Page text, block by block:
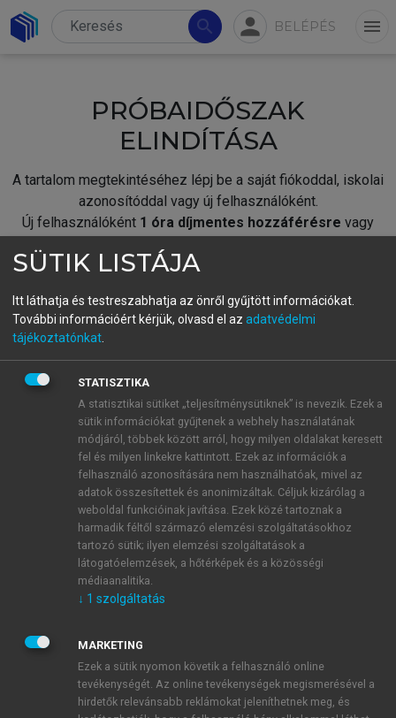
search person BELÉPÉS menu
PRÓBAIDŐSZAK
ELINDÍTÁSA
A tartalom megtekintéséhez lépj be a saját fiókoddal, iskolai
azonosítóddal vagy új felhasználóként.
Új felhasználóként 1 óra díjmentes hozzáférésre vagy
fiókoddal,vagy hozz létre új fiókot.
A regisztráció után apróbaidőszakautomatikusan
BELÉPÉS SAJÁT FIÓKKAL
ÚJ FIÓK LÉTREHOZÁSA
1 óra díjmentes hozzáférés
E-MAIL-CÍM
JELSZÓ
JELSZÓ ÚJRA
SÜTIK LISTÁJA
Itt láthatja és testreszabhatja az önről gyűjtött információkat.
További információért kérjük, olvasd el az adatvédelmi
tájékoztatónkat
STATISZTIKA
A statisztikai sütiket „teljesítménysütiknek” is nevezik. Ezek a
sütik információkat gyűjtenek a webhely használatának
módjáról, többek között arról, hogy milyen oldalakat keresett
fel és milyen linkekre kattintott. Ezek az információk a
felhasználó azonosítására nem használhatóak, mivel az
adatok összesítettek és anonimizáltak. Céljuk kizárólag a
weboldal funkcióinak javítása. Ezek közé tartoznak a
harmadik féltől származó elemzési szolgáltatásokhoz
tartozó sütik; ilyen elemzési szolgáltatások a
látogatóelemzések, a hőtérképek és a közösségi
médiaanalitika.
↓ 1 szolgáltatás
MARKETING
Ezek a sütik nyomon követik a felhasználó online
tevékenységét. Az online tevékenységek megismerésével a
hirdetők relevánsabb reklámokat jeleníthetnek meg, és